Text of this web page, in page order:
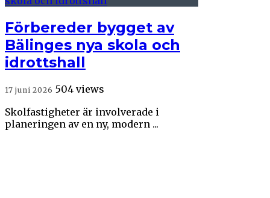
Förbereder bygget av
Bälinges nya skola och
idrottshall
17 juni 2026 504 views
Skolfastigheter är involverade i
planeringen av en ny, modern ...